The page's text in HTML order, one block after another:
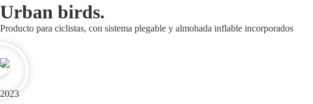
Urban birds.
Producto para ciclistas, con sistema plegable y almohada inflable incorporados
2023